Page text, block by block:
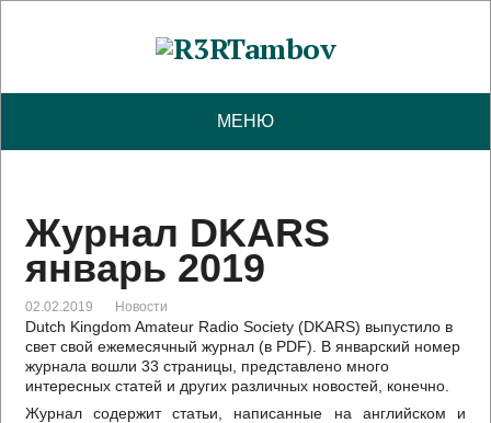
МЕНЮ
Журнал DKARS
январь 2019
02.02.2019 Новости
Dutch Kingdom Amateur Radio Society (DKARS) выпустило в
свет свой ежемесячный журнал (в PDF). В январский номер
журнала вошли 33 страницы, представлено много
интересных статей и других различных новостей, конечно.
Журнал содержит статьи, написанные на английском и